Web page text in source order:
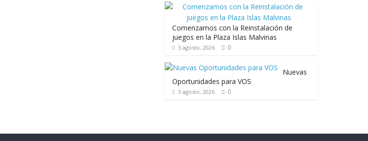
Comenzamos con la Reinstalación de
juegos en la Plaza Islas Malvinas
3 agosto, 2026 0
Nuevas
Oportunidades para VOS
3 agosto, 2026 0